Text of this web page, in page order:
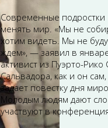
Современные
менять мир. «Мы не
хотим видеть. Мы не
ждем», — заявил в
активист из Пуэрто-
Сальвадора, как и он
задает повестку дня
Молодым людям дают
участвуют в